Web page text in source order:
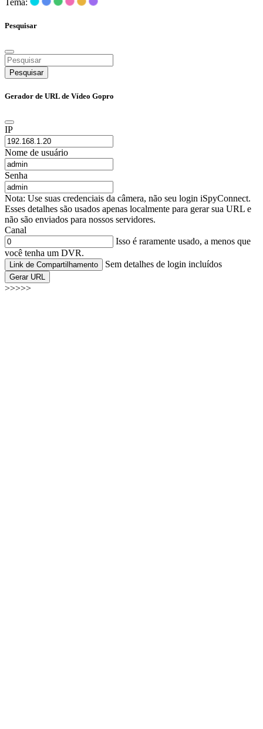
Tema:
Pesquisar
Pesquisar
Gerador de URL de Vídeo Gopro
IP
Nome de usuário
Senha
Nota: Use suas credenciais da câmera, não seu login iSpyConnect.
Esses detalhes são usados apenas localmente para gerar sua URL e
não são enviados para nossos servidores.
Canal
Isso é raramente usado, a menos que
você tenha um DVR.
Link de Compartilhamento Sem detalhes de login incluídos
Gerar URL
>>>>>